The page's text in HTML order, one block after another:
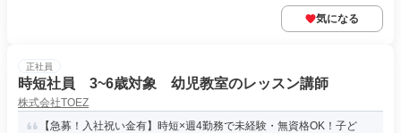
気になる
正社員
時短社員 3~6歳対象 幼児教室のレッスン講師
株式会社TOEZ
【急募！入社祝い金有】時短×週4勤務で未経験・無資格OK！子ど